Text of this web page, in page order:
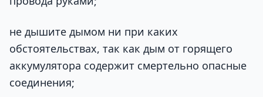
не дышите дымом ни при каких
обстоятельствах, так как дым от горящего
аккумулятора содержит смертельно опасные
соединения;